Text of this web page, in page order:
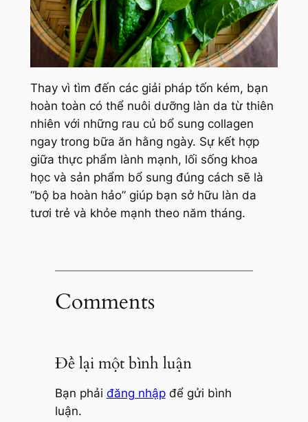
Thay vì tìm đến các giải pháp tốn kém, bạn
hoàn toàn có thể nuôi dưỡng làn da từ thiên
nhiên với những rau củ bổ sung collagen
ngay trong bữa ăn hằng ngày. Sự kết hợp
giữa thực phẩm lành mạnh, lối sống khoa
học và sản phẩm bổ sung đúng cách sẽ là
“bộ ba hoàn hảo” giúp bạn sở hữu làn da
tươi trẻ và khỏe mạnh theo năm tháng.
Comments
Để lại một bình luận
Bạn phải đăng nhậpđể gửi bình
luận.